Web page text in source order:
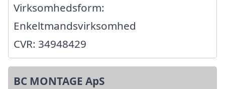
Virksomhedsform:
Enkeltmandsvirksomhed
CVR: 34948429
BC MONTAGE ApS